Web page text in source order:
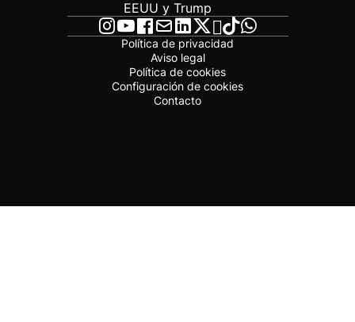
EEUU y Trump
Política de privacidad
Aviso legal
Política de cookies
Configuración de cookies
Contacto